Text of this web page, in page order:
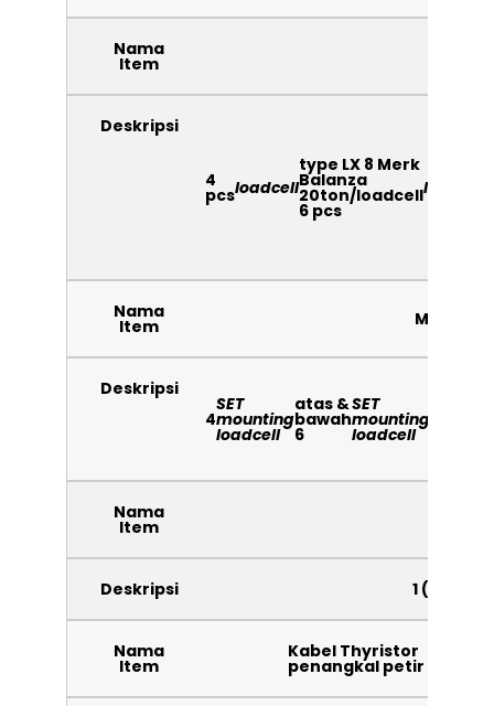
Nama
Item
Deskripsi
4
pcsloadcell
type LX 8 Merk
Balanza
20ton/loadcell
6 pcs
loadcell
Nama
Item
Deskripsi
4
SET
mounting
loadcell
atas &
bawah
6
SET
mounting
loadcell
Nama
Item
Deskripsi 1 (satu)
Nama
Item
Kabel Thyristor
penangkal petir yang